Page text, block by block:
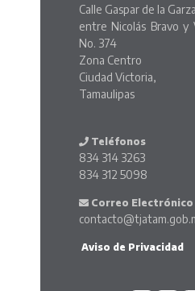
Calle Gaspar de la
entre Nicolás Bravo y
No. 374
Zona Centro
Ciudad Victoria,
Tamaulipas
Teléfonos
834 314 3263
834 312 5098
Correo Electrónico
Aviso de Privacidad